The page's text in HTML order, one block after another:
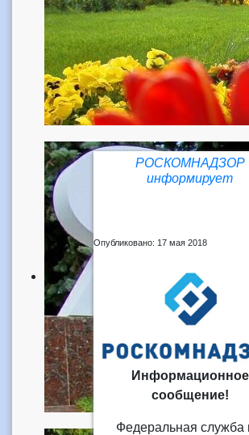
РОСКОМНАДЗОР
информирует
Опубликовано: 17 мая 2018
Информационное
сообщение!
Федеральная служба